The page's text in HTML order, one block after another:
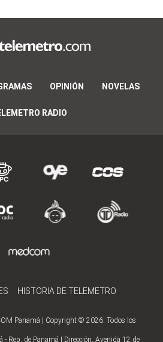
OPINIÓN NOVELAS
RADIO
HISTORIA DE TELEMETRO
Panamá | Copyright © 2026. Todos los
Rep. de Panamá | Dirección, Avenida 12 de